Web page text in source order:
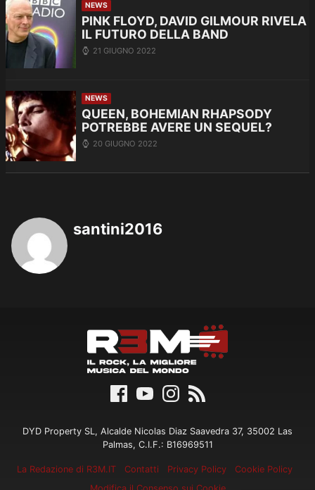
NEWS
PINK FLOYD, DAVID GILMOUR RIVELA
IL FUTURO DELLA BAND
21 GIUGNO 2022
NEWS
QUEEN, BOHEMIAN RHAPSODY
POTREBBE AVERE UN SEQUEL?
20 GIUGNO 2022
santini2016
DYD Property SL, Alcalde Nicolas Diaz Saavedra 37, 35002 Las
Palmas, C.I.F.: B16969511
La Redazione di R3M.IT Contatti Privacy Policy
Cookie Policy